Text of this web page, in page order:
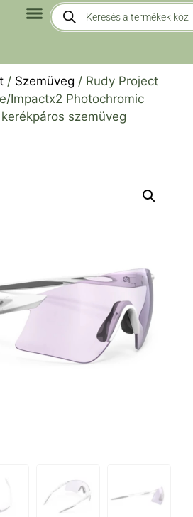
/ Szemüveg / Rudy Project
Impactx2 Photochromic
szemüveg